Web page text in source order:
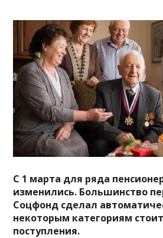
С 1 марта для ряда
изменились. Большинство
Соцфонд сделал
некоторым категориям
поступления.